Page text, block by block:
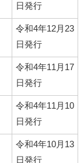
日発行
令和4年12月23
日発行
令和4年11月17
日発行
令和4年11月10
日発行
令和4年10月13
日発行